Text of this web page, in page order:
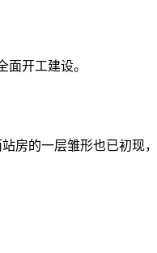
开工建设。
房的一层雏形也已初现